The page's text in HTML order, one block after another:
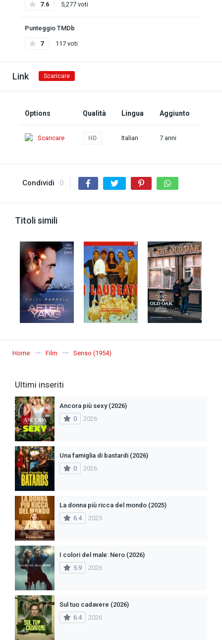
7.6 5,277 voti
Punteggio TMDb
7 117 voti
Link Scaricare
Options Qualità Lingua Aggiunto
Scaricare HD Italian 7 anni
Condividi 0
Titoli simili
Home Film Senso (1954)
Ultimi inseriti
Ancora più sexy (2026)
0
2026
Una famiglia di bastardi (2026)
0
2026
La donna più ricca del mondo (2025)
6.4
2025
I colori del male: Nero (2026)
5.9
2026
Sul tuo cadavere (2026)
6.4
2026